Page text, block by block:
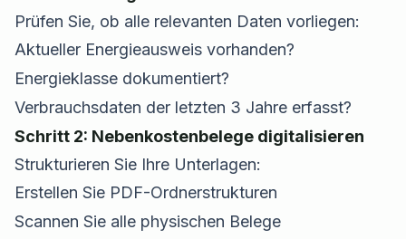
Prüfen Sie, ob alle relevanten Daten vorliegen:
Aktueller Energieausweis vorhanden?
Energieklasse dokumentiert?
Verbrauchsdaten der letzten 3 Jahre erfasst?
Schritt 2: Nebenkostenbelege digitalisieren
Strukturieren Sie Ihre Unterlagen:
Erstellen Sie PDF-Ordnerstrukturen
Scannen Sie alle physischen Belege